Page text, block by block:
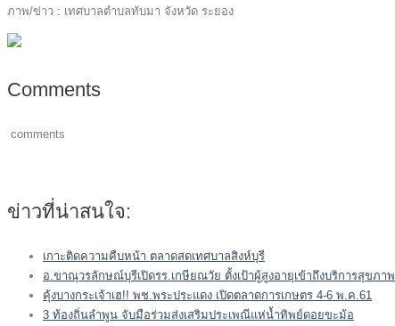
ภาพ/ข่าว : เทศบาลตำบลทับมา จังหวัด ระยอง
Comments
comments
ข่าวที่น่าสนใจ:
เกาะติดความคืบหน้า ตลาดสดเทศบาลสิงห์บุรี
อ.ขาณุวรลักษณ์บุรีเปิดรร.เกษียณวัย ตั้งเป้าผู้สูงอายุเข้าถึงบริการสุขภาพ
คุ้งบางกระเจ้าเฮ!! พช.พระประแดง เปิดตลาดการเกษตร 4-6 พ.ค.61
3 ท้องถิ่นลำพูน จับมือร่วมส่งเสริมประเพณีแห่น้ำทิพย์ดอยขะม้อ